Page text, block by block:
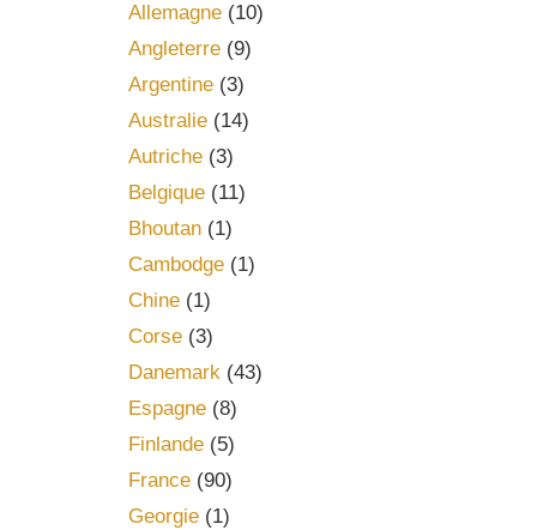
Allemagne(10)
Angleterre(9)
Argentine(3)
Australie(14)
Autriche(3)
Belgique(11)
Bhoutan(1)
Cambodge(1)
Chine(1)
Corse(3)
Danemark(43)
Espagne(8)
Finlande(5)
France(90)
Georgie(1)